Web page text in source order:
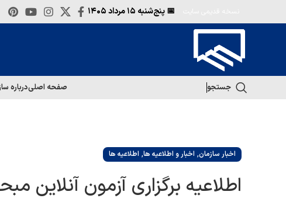
📅 پنج‌شنبه
جستجو صفحه اصلیدرباره
اخبار سازمان, اخبار و اطلاعیه ها, اطلاعیه ها
اطلاعیه برگزاری آزمون